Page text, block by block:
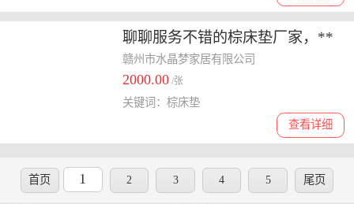
聊聊服务不错的棕床垫厂家，**
品牌口碑哪家好
赣州市水晶梦家居有限公司
2000.00 /张
查看详细
关键词：棕床垫
首页 1 2 3 4 5 尾页